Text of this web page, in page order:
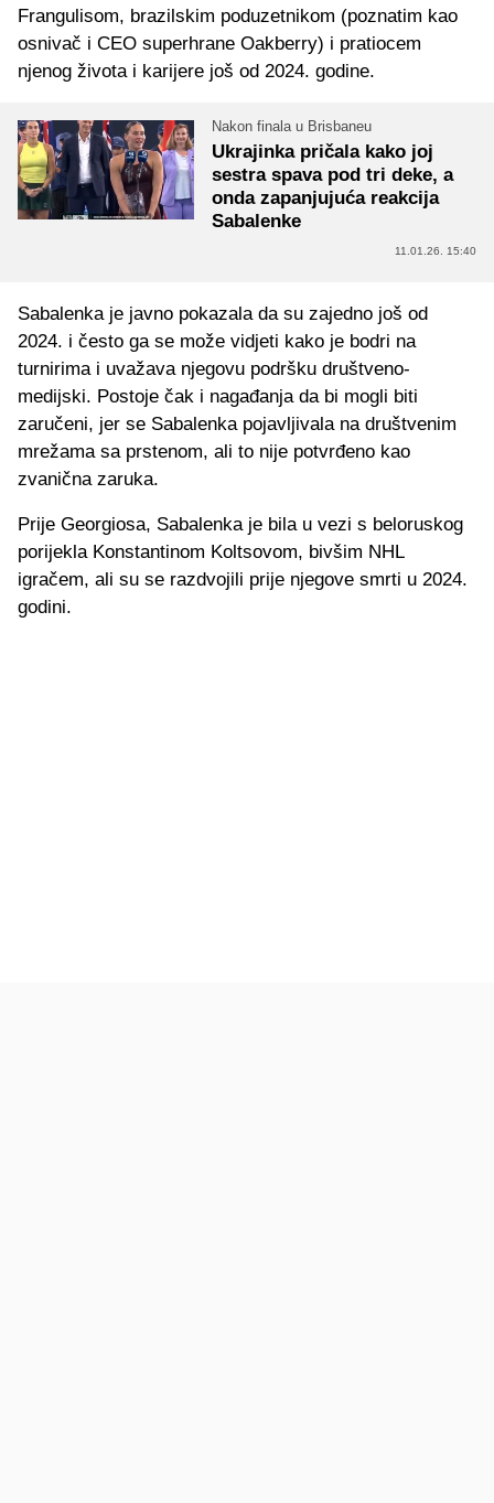
Frangulisom, brazilskim poduzetnikom (poznatim kao
osnivač i CEO superhrane Oakberry) i pratiocem
njenog života i karijere još od 2024. godine.
Nakon finala u Brisbaneu
Ukrajinka pričala kako joj
sestra spava pod tri deke, a
onda zapanjujuća reakcija
Sabalenke
11.01.26. 15:40
Sabalenka je javno pokazala da su zajedno još od
2024. i često ga se može vidjeti kako je bodri na
turnirima i uvažava njegovu podršku društveno-
medijski. Postoje čak i nagađanja da bi mogli biti
zaručeni, jer se Sabalenka pojavljivala na društvenim
mrežama sa prstenom, ali to nije potvrđeno kao
zvanična zaruka.
Prije Georgiosa, Sabalenka je bila u vezi s beloruskog
porijekla Konstantinom Koltsovom, bivšim NHL
igračem, ali su se razdvojili prije njegove smrti u 2024.
godini.